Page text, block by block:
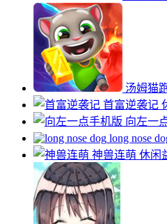
汤姆猫
首富逆袭记
向左一
long nose
神兽连萌 休闲